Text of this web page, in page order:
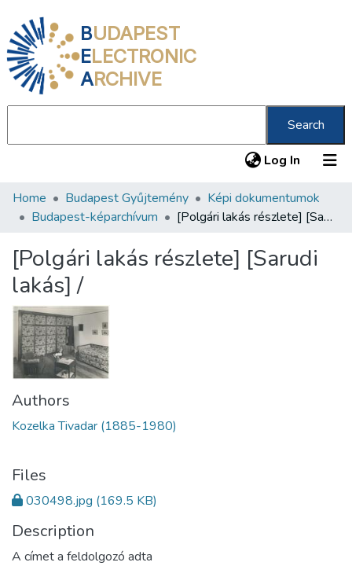
BUDAPEST
ELECTRONIC
ARCHIVE
Search
Log In (current)
Communities & Collections
Statistics
About us
Home Budapest Gyűjtemény
Képi dokumentumok
Budapest-képarchívum
[Polgári lakás részlete] [Sarudi lakás] /
[Polgári lakás részlete] [Sarudi
lakás] /
Authors
Kozelka Tivadar (1885-1980)
Files
030498.jpg (169.5 KB)
Description
A címet a feldolgozó adta